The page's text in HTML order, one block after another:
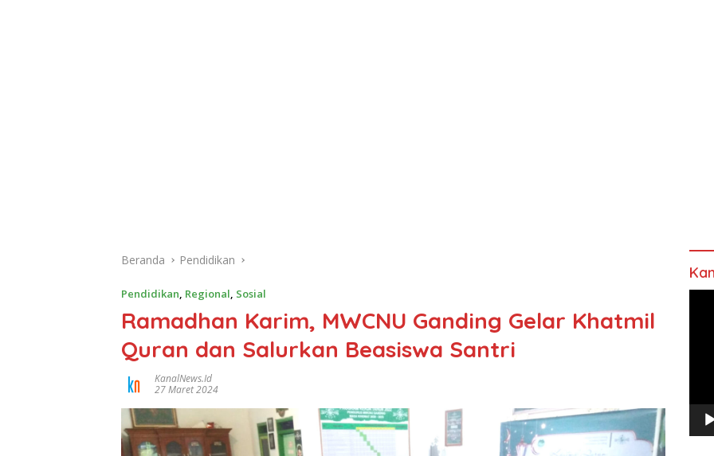
Beranda Pendidikan
Pendidikan, Regional, Sosial
Ramadhan Karim, MWCNU Ganding Gelar Khatmil
Quran dan Salurkan Beasiswa Santri
KanalNews.id
27 Maret 2024